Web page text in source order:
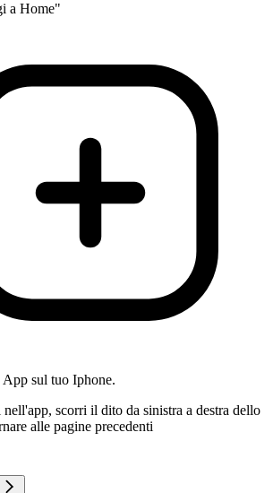
a Home"
App sul tuo Iphone.
scorri il dito da sinistra a destra dello
alle pagine precedenti